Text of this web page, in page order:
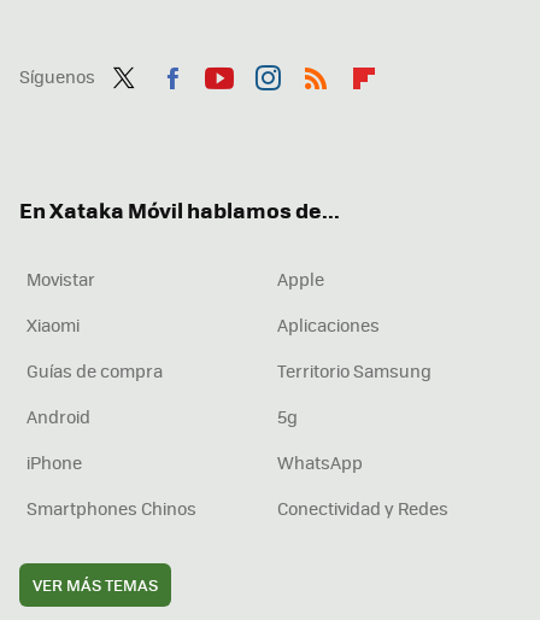
Síguenos
En Xataka Móvil hablamos de...
Movistar
Apple
Xiaomi
Aplicaciones
Guías de compra
Territorio Samsung
Android
5g
iPhone
WhatsApp
Smartphones Chinos
Conectividad y Redes
VER MÁS TEMAS